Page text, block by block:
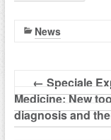
News
← Speciale
Medicine: New
diagnosis and